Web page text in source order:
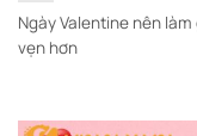
Ngày Valentine nên
vẹn hơn